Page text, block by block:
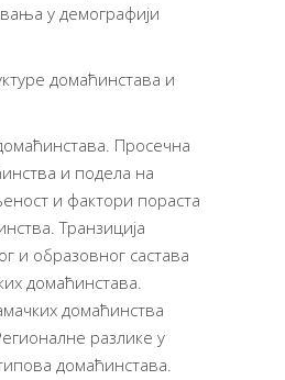
у демографији
домаћинстава и
Просечна
и подела на
и фактори пораста
Транзиција
и образовног састава
домаћинстава.
домаћинства
разлике у
домаћинстава.